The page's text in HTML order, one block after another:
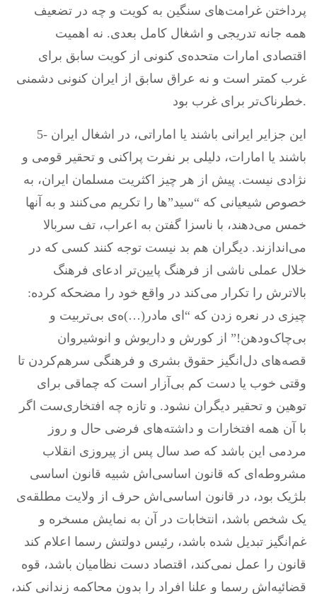
پرداختن غرامت‌های سنگین به کویت و چه در تضعیف
همه جانه تدریجی و اشغال کامل بعدی. نه اهمیت
اقتصادی امارات متحده‌ی کنونی از کویت سابق برای
غرب کمتر است و نه عراق سابق از ایران کنونی دشمنی
خطرناک‌تر برای غرب بود.
5- این جزایر ایرانی باشند یا اماراتی، در اشغال ایران
باشند یا امارات، دلیلی بر نفرت پراکنی و تحقیر قومی و
نژادی نیست. پیش از هر چیز اکثریت مسلمان ایران، به
خصوص شیعیانی که “سید”ها را تکریم می‌کنند و به آنها
خمس می‌دهند، با ناسزا گفتن به اعراب، تف سربالا
می‌اندازند. دیگران هم بد نیست توجه کنند کسی که در
خلال عملی ناشی از فرهنگ پایین‌تر ادعای فرهنگ
بالاترش را تکرار می‌کند در واقع خود را مضحکه کرده:
چیزی در نعره زدن که “ای مادر(…)ه‌ی بی‌تربیت و
بی‌چاک‌ودهن!” از کورش و داریوش و انوشیروان
قصه‌های دل‌انگیز حقوق بشری و فرهنگی سرهم‌کردن تا
وقتی خوب یا دست کم بی‌آزار است که چماقی برای
توهین و تحقیر دیگران نشود. و تازه چه افتخاری‌ست اگر
با آن همه افتخارات و داشته‌های فرضی حال و روز
مردمی این باشد که صد سال پس از پیروزی انقلاب
مشروطه‌ای که قانون اساسی‌اش شبیه قانون اساسی
بلژیک بود، در قانون اساسی‌اش حرف از ولایت مطلقه‌ی
یک شخص باشد، انتخابات در آن به نمایش مسخره و
غم‌انگیز تبدیل شده باشد، رئیس دولتش رسما اعلام کند
قانون را عمل نمی‌کند، اقتصاد دست نظامیان باشد، قوه
قضائیه‌اش رسما و علنا افراد را بدون محاکمه زندانی کند،